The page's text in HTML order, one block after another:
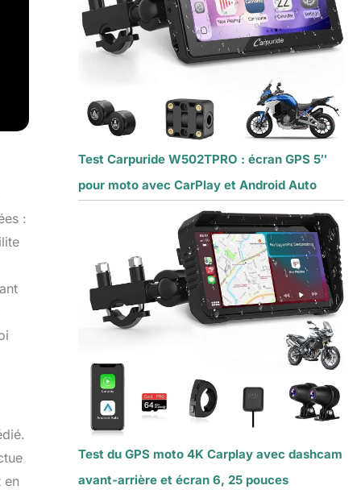
:
en
Test Carpuride W502TPRO : écran GPS 5″
pour moto avec CarPlay et Android Auto
Test du GPS moto 4K Carplay avec dashcam
avant-arrière et écran 6, 25 pouces